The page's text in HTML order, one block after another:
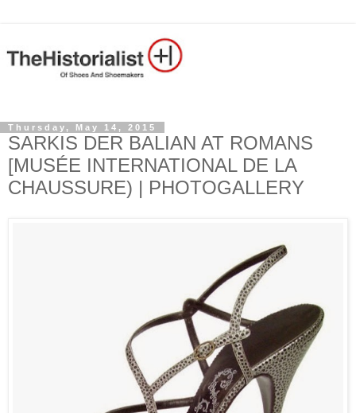
Thursday, May 14, 2015
SARKIS DER BALIAN AT ROMANS
[MUSÉE INTERNATIONAL DE LA
CHAUSSURE) | PHOTOGALLERY